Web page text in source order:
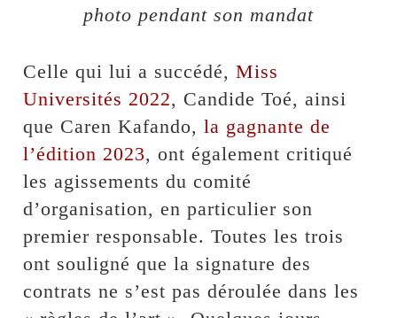
photo pendant son mandat
Celle qui lui a succédé,Miss
Universités 2022, Candide Toé, ainsi
que Caren Kafando,la gagnante de
l’édition 2023, ont également critiqué
les agissements du comité
d’organisation, en particulier son
premier responsable. Toutes les trois
ont souligné que la signature des
contrats ne s’est pas déroulée dans les